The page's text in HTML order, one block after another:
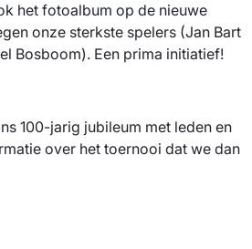
het fotoalbum op de nieuwe
onze sterkste spelers (Jan Bart
Bosboom). Een prima initiatief!
100-jarig jubileum met leden en
over het toernooi dat we dan